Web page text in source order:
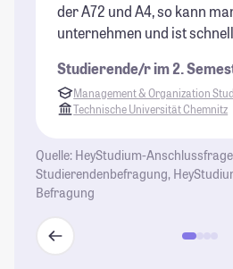
der A72 und A4, so kann
unternehmen und ist
Studierende/r im 2.
Management & Organization
Technische Universität Chemnitz
Quelle: HeyStudium-
Studierendenbefragung,
Befragung